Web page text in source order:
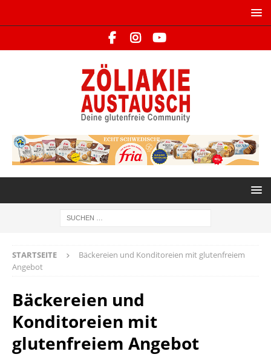
STARTSEITE
Bäckereien und Konditoreien mit glutenfreiem
Angebot
Bäckereien und
Konditoreien mit
glutenfreiem Angebot